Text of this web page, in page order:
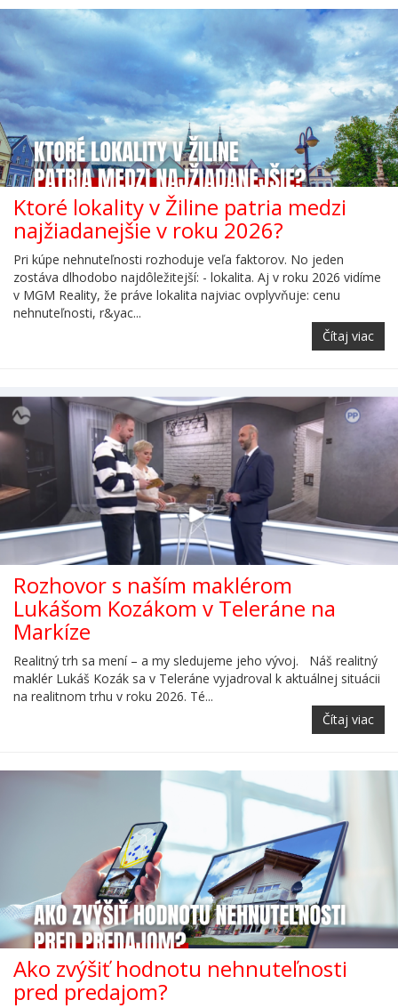
Ktoré lokality v Žiline patria medzi
najžiadanejšie v roku 2026?
Pri kúpe nehnuteľnosti rozhoduje veľa faktorov. No jeden
zostáva dlhodobo najdôležitejší: - lokalita. Aj v roku 2026 vidíme
v MGM Reality, že práve lokalita najviac ovplyvňuje: cenu
nehnuteľnosti, r&yac...
Čítaj viac
Rozhovor s naším maklérom
Lukášom Kozákom v Teleráne na
Markíze
Realitný trh sa mení – a my sledujeme jeho vývoj. Náš realitný
maklér Lukáš Kozák sa v Teleráne vyjadroval k aktuálnej situácii
na realitnom trhu v roku 2026. Té...
Čítaj viac
Ako zvýšiť hodnotu nehnuteľnosti
pred predajom?